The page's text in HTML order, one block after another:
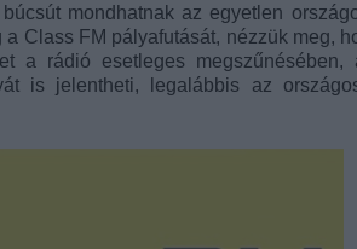
mondhatnak az egyetlen
a Class FM pályafutását, nézzük meg,
a rádió esetleges megszűnésében,
is jelentheti, legalábbis az